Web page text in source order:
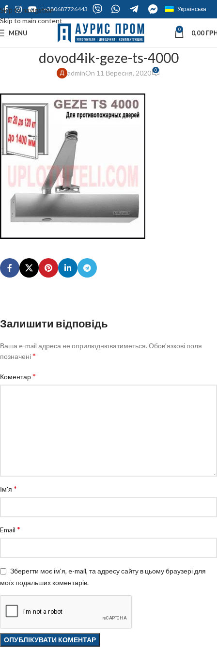
Skip to navigation
Skip to main content
+380687726443 Українська
MENU 0 0,00
dovod4ik-geze-ts-4000
adminOn 11 Вересня, 2020 0
Залишити відповідь
Ваша e-mail адреса не оприлюднюватиметься. Обов’язкові поля
позначені*
Коментар*
Ім'я *
Email *
Зберегти моє ім'я, e-mail, та адресу сайту в цьому браузері для
моїх подальших коментарів.